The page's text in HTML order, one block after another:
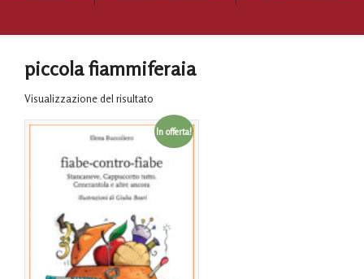
piccola fiammiferaia
Visualizzazione del risultato
In offerta!